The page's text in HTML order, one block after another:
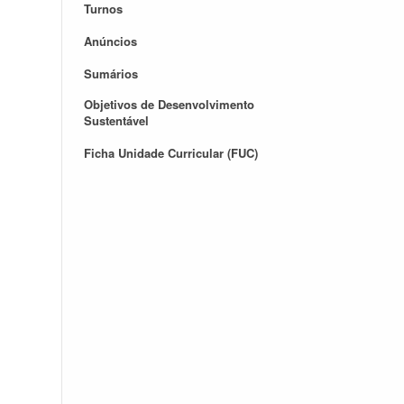
Turnos
Anúncios
Sumários
Objetivos de Desenvolvimento
Sustentável
Ficha Unidade Curricular (FUC)